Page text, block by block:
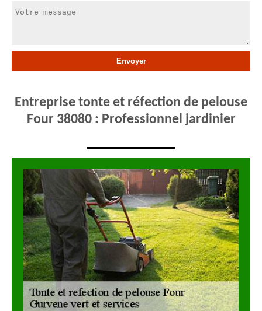
Entreprise tonte et réfection de pelouse
Four 38080 : Professionnel jardinier